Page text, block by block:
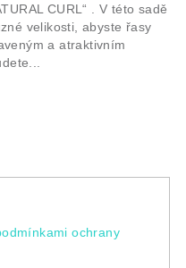
CURL“ . V této sadě
velikosti, abyste řasy
a atraktivním
ochrany